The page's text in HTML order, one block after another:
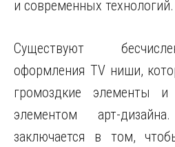
и современных технологий.
Существуют
оформления TV ниши,
громоздкие элементы и
элементом арт-
заключается в том,